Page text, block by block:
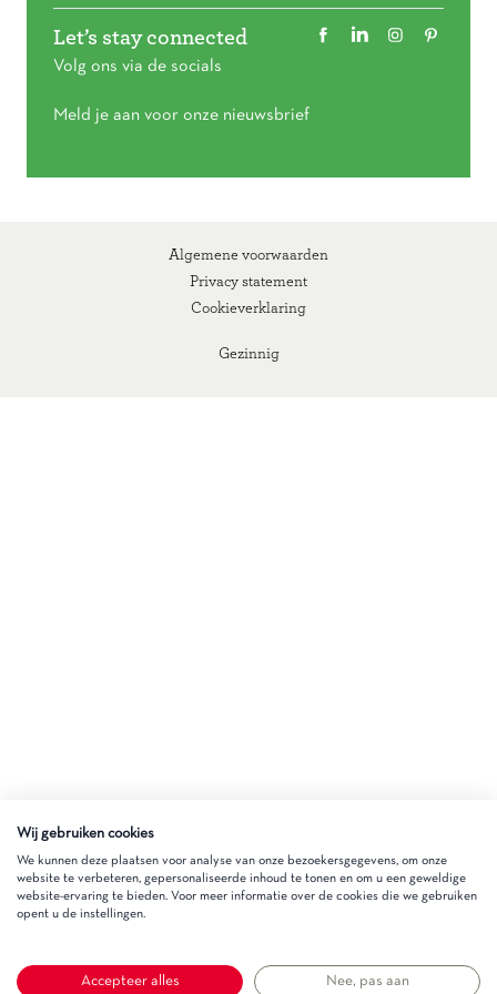
Let’s stay connected
Volg ons via de socials
Meld je aan voor onze nieuwsbrief
Gezinnig
Algemene voorwaarden
Privacy statement
Cookieverklaring
Wij gebruiken cookies
We kunnen deze plaatsen voor analyse van onze bezoekersgegevens, om onze
website te verbeteren, gepersonaliseerde inhoud te tonen en om u een geweldige
website-ervaring te bieden. Voor meer informatie over de cookies die we gebruiken
opent u de instellingen.
Accepteer alles Nee, pas aan